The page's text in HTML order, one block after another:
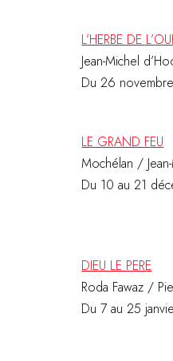
L’HERBE DE
Jean-Michel
Du 26
LE GRAND FEU
Mochélan /
Du 10 au 21
DIEU LE PERE
Roda Fawaz /
Du 7 au 25